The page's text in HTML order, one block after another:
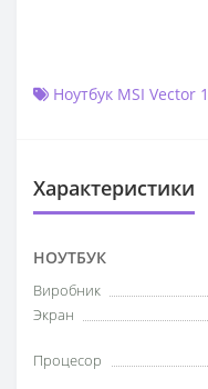
Ноутбук MSI Vector
Характеристики
НОУТБУК
Виробник
Экран
Процесор